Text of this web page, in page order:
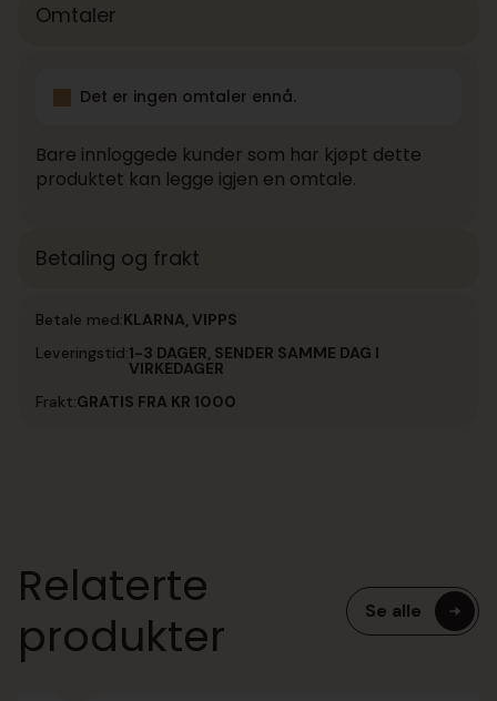
Omtaler
Det er ingen omtaler ennå.
Bare innloggede kunder som har kjøpt dette
produktet kan legge igjen en omtale.
Betaling og frakt
Betale med:KLARNA, VIPPS
Leveringstid:1-3 DAGER, SENDER SAMME DAG I
VIRKEDAGER
Frakt:GRATIS FRA KR 1000
Relaterte
produkter
Se alle